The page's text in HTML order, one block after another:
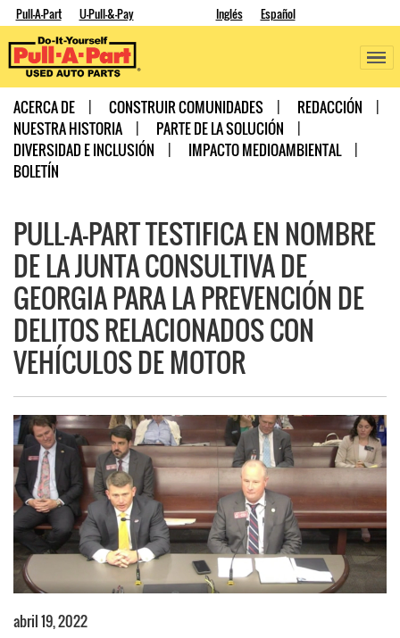
Pull-A-Part U-Pull-&-Pay Inglés Español
ACERCA DE CONSTRUIR COMUNIDADES
REDACCIÓN
NUESTRA HISTORIA
PARTE DE LA SOLUCIÓN
DIVERSIDAD E INCLUSIÓN
IMPACTO MEDIOAMBIENTAL
BOLETÍN
PULL-A-PART TESTIFICA EN NOMBRE
DE LA JUNTA CONSULTIVA DE
GEORGIA PARA LA PREVENCIÓN DE
DELITOS RELACIONADOS CON
VEHÍCULOS DE MOTOR
abril 19, 2022